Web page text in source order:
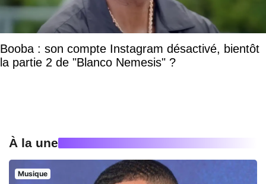
Booba : son compte Instagram désactivé, bientôt
la partie 2 de "Blanco Nemesis" ?
À la une
Musique